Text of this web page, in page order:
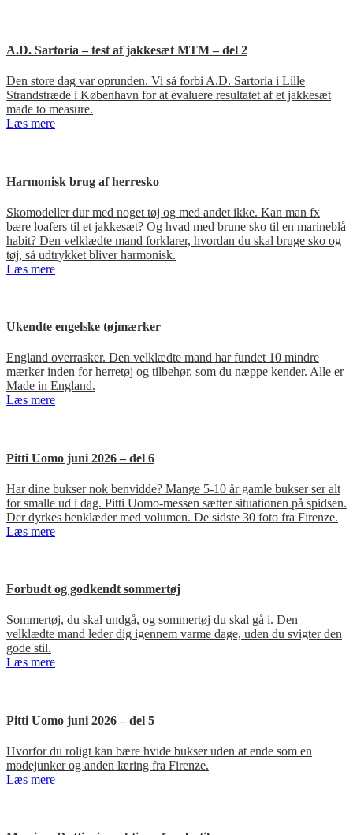
A.D. Sartoria – test af jakkesæt MTM – del 2
Den store dag var oprunden. Vi så forbi A.D. Sartoria i Lille
Strandstræde i København for at evaluere resultatet af et jakkesæt
made to measure.
Læs mere
Harmonisk brug af herresko
Skomodeller dur med noget tøj og med andet ikke. Kan man fx
bære loafers til et jakkesæt? Og hvad med brune sko til en marineblå
habit? Den velklædte mand forklarer, hvordan du skal bruge sko og
tøj, så udtrykket bliver harmonisk.
Læs mere
Ukendte engelske tøjmærker
England overrasker. Den velklædte mand har fundet 10 mindre
mærker inden for herretøj og tilbehør, som du næppe kender. Alle er
Made in England.
Læs mere
Pitti Uomo juni 2026 – del 6
Har dine bukser nok benvidde? Mange 5-10 år gamle bukser ser alt
for smalle ud i dag. Pitti Uomo-messen sætter situationen på spidsen.
Der dyrkes benklæder med volumen. De sidste 30 foto fra Firenze.
Læs mere
Forbudt og godkendt sommertøj
Sommertøj, du skal undgå, og sommertøj du skal gå i. Den
velklædte mand leder dig igennem varme dage, uden du svigter den
gode stil.
Læs mere
Pitti Uomo juni 2026 – del 5
Hvorfor du roligt kan bære hvide bukser uden at ende som en
modejunker og anden læring fra Firenze.
Læs mere